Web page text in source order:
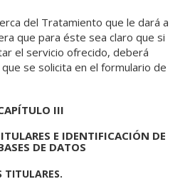
del Tratamiento que le dará a
que para éste sea claro que si
el servicio ofrecido, deberá
se solicita en el formulario de
III
E IDENTIFICACIÓN DE
DE DATOS
TITULARES.